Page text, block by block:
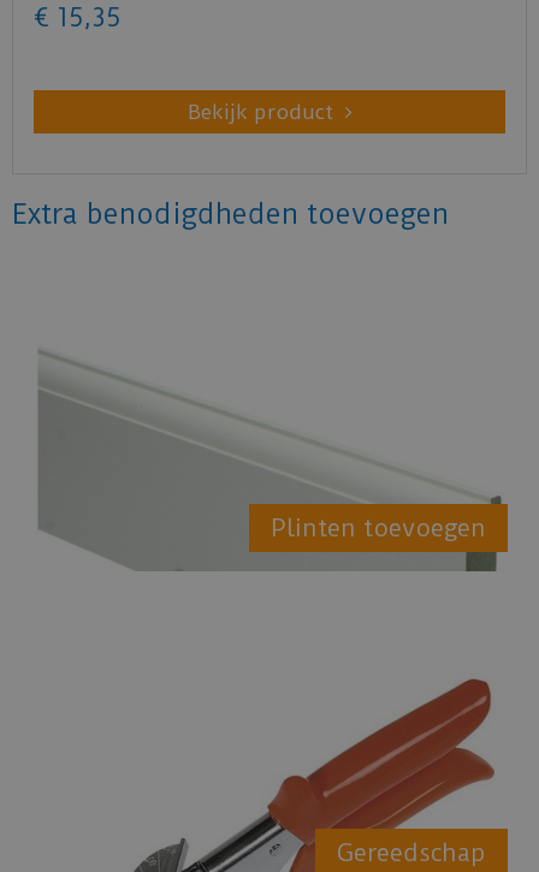
€ 15,35
Bekijk product
Extra benodigdheden toevoegen
Plinten toevoegen
Gereedschap